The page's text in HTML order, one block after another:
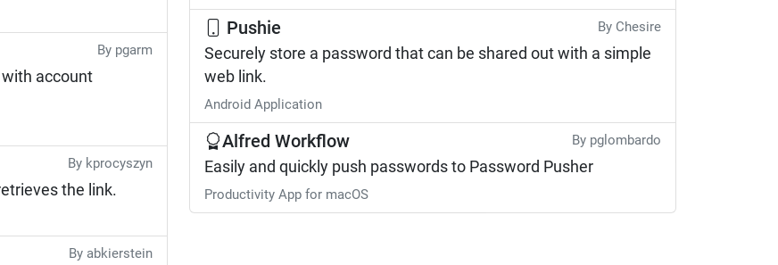
By pgarm
account
By kprocyszyn
the link.
By abkierstein
Pushie By Chesire
Securely store a password that can be shared out with a simple
web link.
Android Application
Alfred Workflow By pglombardo
Easily and quickly push passwords to Password Pusher
Productivity App for macOS